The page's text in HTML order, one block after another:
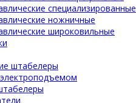
специализированные
ножничные
широковильные
штабелеры